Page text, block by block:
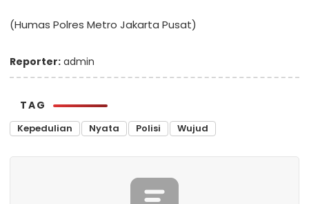
(Humas Polres Metro Jakarta Pusat)
Reporter: admin
TAG
Kepedulian Nyata Polisi Wujud